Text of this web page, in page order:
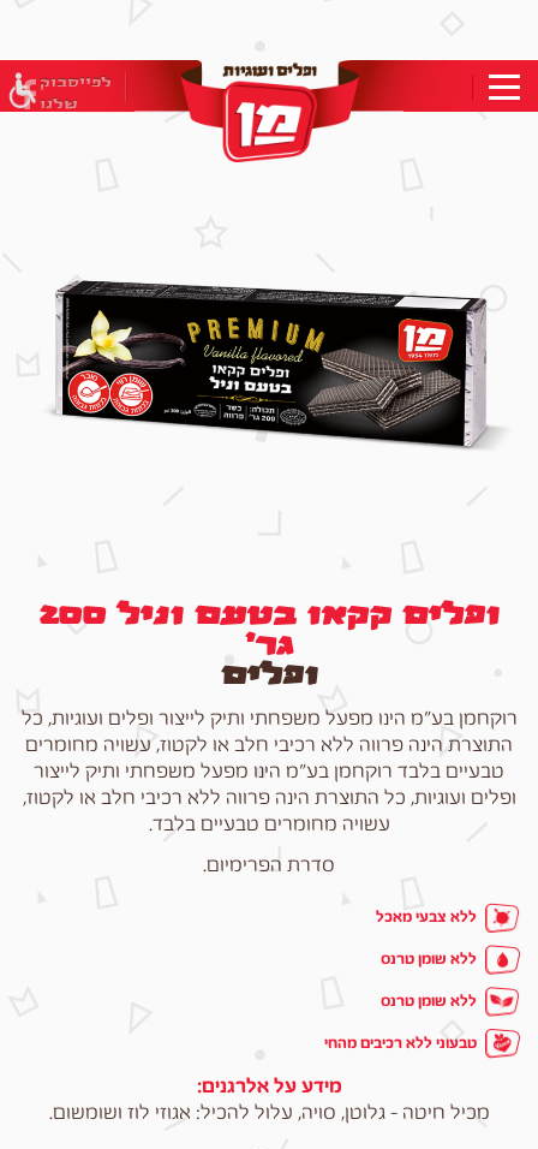
מַעֲרֶכֶת
"המרכז
הישראלי
ALT+0
לפייסבוק
שלנו
ופלים קקאו בטעם וניל 200
גר׳
ופלים
רוקחמן בע”מ הינו מפעל משפחתי ותיק לייצור ופלים ועוגיות, כל
התוצרת הינה פרווה ללא רכיבי חלב או לקטוז, עשויה מחומרים
טבעיים בלבד רוקחמן בע”מ הינו מפעל משפחתי ותיק לייצור
ופלים ועוגיות, כל התוצרת הינה פרווה ללא רכיבי חלב או לקטוז,
עשויה מחומרים טבעיים בלבד.
סדרת הפרימיום.
ללא צבעי מאכל
ללא שומן טרנס
ללא שומן טרנס
טבעוני ללא רכיבים מהחי
מידע על אלרגנים:
מכיל חיטה – גלוטן, סויה, עלול להכיל: אגוזי לוז ושומשום.